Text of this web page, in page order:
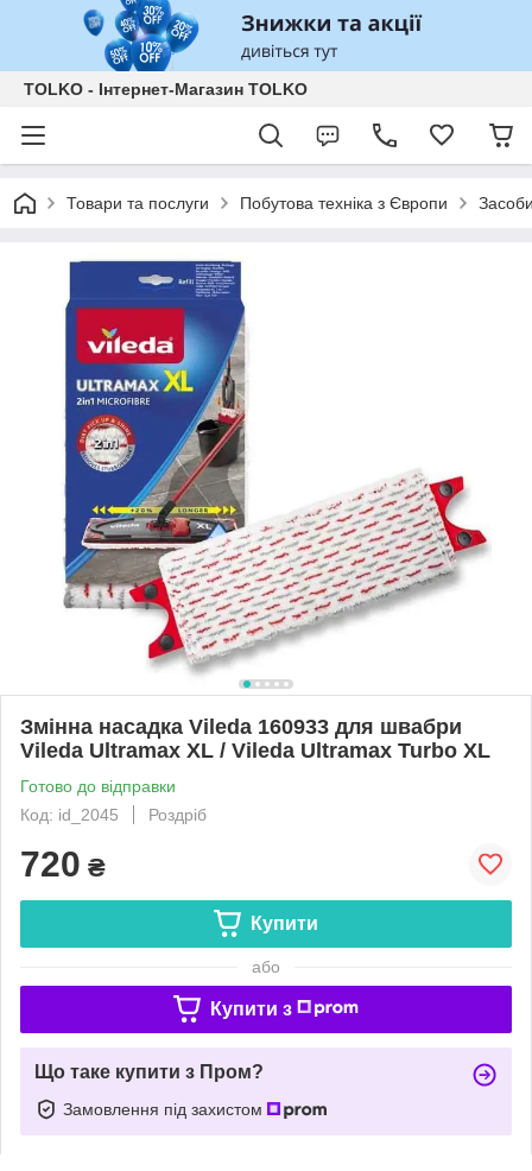
TOLKO - Інтернет-Магазин TOLKO
Товари та послуги Побутова техніка з Європи
Змінна насадка Vileda 160933 для швабри
Vileda Ultramax XL / Vileda Ultramax Turbo XL
Готово до відправки
Код: id_2045
Роздріб
720 ₴
Купити
або
Купити з
Що таке купити з Пром?
Замовлення під захистом